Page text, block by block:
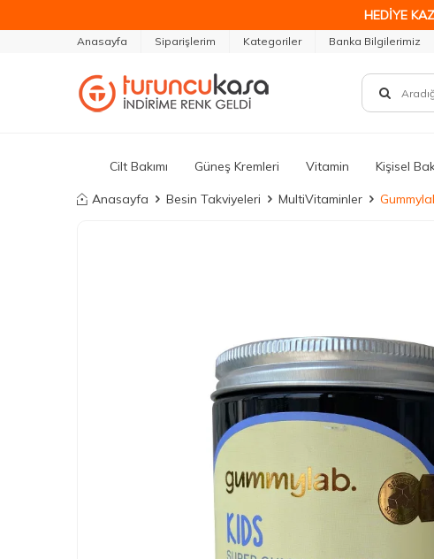
HEDİYE
Anasayfa Siparişlerim Kategoriler Banka Bilgilerimiz
Cilt Bakımı Güneş Kremleri Vitamin Kişisel
Anasayfa Besin Takviyeleri MultiVitaminler